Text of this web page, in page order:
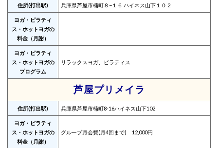
住所(打出駅) 兵庫県芦屋市楠町８−１６ ハイネス山下１０２
ヨガ・ピラティ
ス・ホットヨガの
料金（月謝）
ヨガ・ピラティ
ス・ホットヨガの
プログラム
リラックスヨガ、ピラティス
芦屋プリメイラ
住所(打出駅) 兵庫県芦屋市楠町8-16ハイネス山下102
ヨガ・ピラティ
ス・ホットヨガの
料金（月謝）
グループ月会費(月4回まで) 12,000円